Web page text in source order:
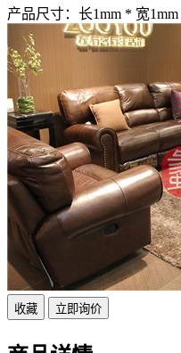
产品尺寸： 长1mm * 宽
收藏 立即询价